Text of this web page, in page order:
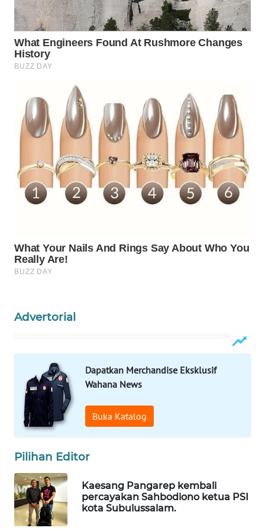
Advertorial
Dapatkan Merchandise Eksklusif
Wahana News
Buka Katalog
Pilihan Editor
Kaesang Pangarep kembali
percayakan Sahbodiono ketua PSI
kota Subulussalam.
WAHANA
KONSUMEN
WAHANA
LISTRIK
WAHANA
TRAVEL
WAHANA
WAHANANEWS
ID
CO ID
WAHANANEWS
WAHANA
WAHANA
UMKM
WAHANA
SELEB
WAHANA
PERSONA
WAHANA
OTOMOTIF